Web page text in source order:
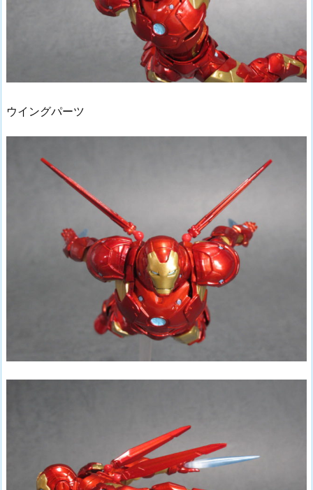
ウイングパーツ